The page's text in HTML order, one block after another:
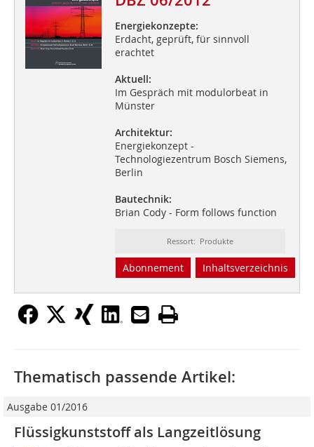
Energiekonzepte:
Erdacht, geprüft, für sinnvoll
erachtet
Aktuell:
Im Gespräch mit modulorbeat in
Münster
Architektur:
Energiekonzept -
Technologiezentrum Bosch Siemens,
Berlin
Bautechnik:
Brian Cody - Form follows function
Ressort: Produkte
Abonnement Inhaltsverzeichnis
Thematisch passende Artikel:
Ausgabe 01/2016
Flüssigkunststoff als Langzeitlösung